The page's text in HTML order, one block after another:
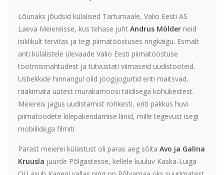
Lõunaks jõudsid külalised Tartumaale, Valio Eesti AS
Laeva Meiereisse, kus tehase juht Andrus Mölder neid
isiklikult tervitas ja tegi piimatööstuses ringkäigu. Esmalt
anti külalistele ülevaade Valio Eesti piimatööstuse
tootmismahtudest ja tutvustati viimaseid uudistooteid.
Usbekkide hinnangul olid joogijogurtid eriti maitsvad,
rääkimata uutest murakamoosi täidisega kohukestest.
Meiereis jagus uudistamist rohkesti, eriti pakkus huvi
piimatoodete kilepakendamise liinid, mille tegevust isegi
mobiilidega filmiti.
Pärast meierei külastust oli paras aeg sõita Avo ja Galina
Kruusla juurde Põlgastesse, kellele kuuluv Kaska-Luiga